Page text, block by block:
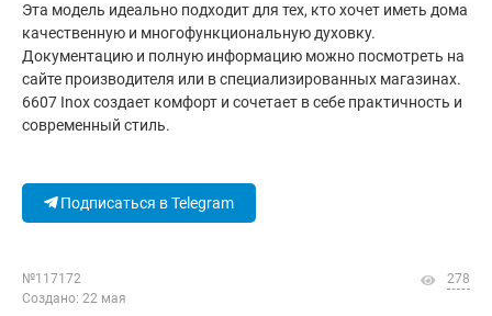
Эта модель идеально подходит для тех, кто хочет иметь дома
качественную и многофункциональную духовку.
Документацию и полную информацию можно посмотреть на
сайте производителя или в специализированных магазинах.
6607 Inox создает комфорт и сочетает в себе практичность и
современный стиль.
Подписаться в Telegram
№117172
Создано: 22 мая
278